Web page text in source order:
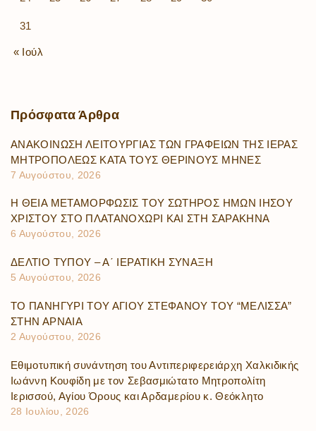
31
« Ιούλ
Πρόσφατα Άρθρα
ΑΝΑΚΟΙΝΩΣΗ ΛΕΙΤΟΥΡΓΙΑΣ ΤΩΝ ΓΡΑΦΕΙΩΝ ΤΗΣ ΙΕΡΑΣ
ΜΗΤΡΟΠΟΛΕΩΣ ΚΑΤΑ ΤΟΥΣ ΘΕΡΙΝΟΥΣ ΜΗΝΕΣ
7 Αυγούστου, 2026
Η ΘΕΙΑ ΜΕΤΑΜΟΡΦΩΣΙΣ ΤΟΥ ΣΩΤΗΡΟΣ ΗΜΩΝ ΙΗΣΟΥ
ΧΡΙΣΤΟΥ ΣΤΟ ΠΛΑΤΑΝΟΧΩΡΙ ΚΑΙ ΣΤΗ ΣΑΡΑΚΗΝΑ
6 Αυγούστου, 2026
ΔΕΛΤΙΟ ΤΥΠΟΥ – Α΄ ΙΕΡΑΤΙΚΗ ΣΥΝΑΞΗ
5 Αυγούστου, 2026
ΤΟ ΠΑΝΗΓΥΡΙ ΤΟΥ ΑΓΙΟΥ ΣΤΕΦΑΝΟΥ ΤΟΥ “ΜΕΛΙΣΣΑ”
ΣΤΗΝ ΑΡΝΑΙΑ
2 Αυγούστου, 2026
Εθιμοτυπική συνάντηση του Αντιπεριφερειάρχη Χαλκιδικής
Ιωάννη Κουφίδη με τον Σεβασμιώτατο Μητροπολίτη
Ιερισσού, Αγίου Όρους και Αρδαμερίου κ. Θεόκλητο
28 Ιουλίου, 2026